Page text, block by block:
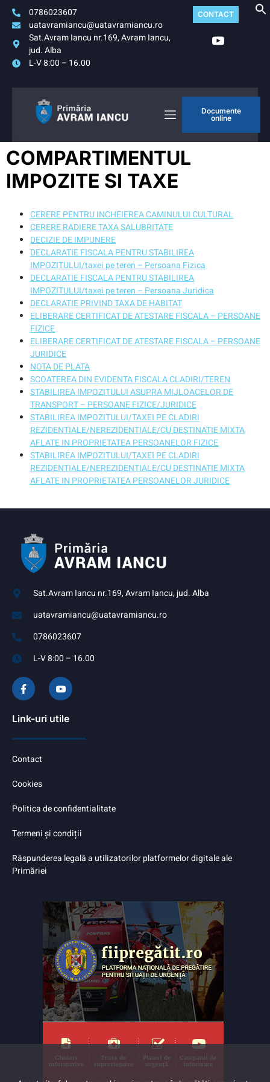
0786023607
uatavramiancu@uatavramiancu.ro
Sat.Avram Iancu nr.169, Avram Iancu,
jud. Alba
L-V 8:00 – 16.00
CONTACT
Documente
online
COMPARTIMENTUL
IMPOZITE SI TAXE
CERERE PENTRU INCHEIEREA CAMINULUI CULTURAL
CERERE RADIERE TAXA SALUBRITATE
DECIZIE DE IMPUNERE
DECLARATIE FISCALA PENTRU STABILIREA
IMPOZITULUI/taxei pe teren – Persoana Fizica
DECLARATIE FISCALA PENTRU STABILIREA
IMPOZITULUI/taxei pe teren – Persoana Juridica
DECLARATIE PRIVIND TAXA DE HABITAT
ELIBERARE CERTIFICAT DE ATESTARE FISCALA – PERSOANE
FIZICE
ELIBERARE CERTIFICAT DE ATESTARE FISCALA – PERSOANE
JURIDICE
NOTA DE PLATA
SCOATEREA DIN EVIDENTA FISCALA CLADIRI/TEREN
STABILIREA IMPOZITULUI ASUPRA MIJLOACELOR DE
TRANSPORT – PERSOANE FIZICE/JURIDICE
STABILIREA IMPOZITULUI/TAXEI PE CLADIRI
REZIDENTIALE/NEREZIDENTIALE/CU DESTINATIE MIXTA
AFLATE IN PROPRIETATEA PERSOANELOR FIZICE
STABILIREA IMPOZITULUI/TAXEI PE CLADIRI
REZIDENTIALE/NEREZIDENTIALE/CU DESTINATIE MIXTA
AFLATE IN PROPRIETATEA PERSOANELOR JURIDICE
Sat.Avram Iancu nr.169, Avram Iancu, jud. Alba
uatavramiancu@uatavramiancu.ro
0786023607
L-V 8:00 – 16.00
Link-uri utile
Contact
Cookies
Politica de confidentialitate
Termeni și condiții
Răspunderea legală a utilizatorilor platformelor digitale ale
Primăriei